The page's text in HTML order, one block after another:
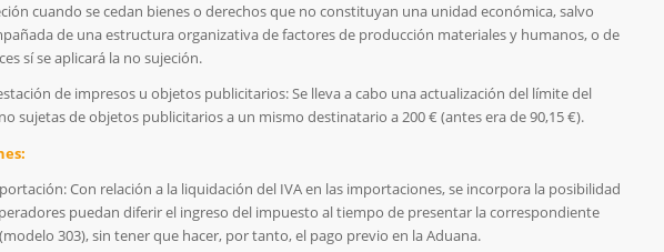
cuando se cedan bienes o derechos que no constituyan una unidad económica, salvo
de una estructura organizativa de factores de producción materiales y humanos, o de
sí se aplicará la no sujeción.
de impresos u objetos publicitarios: Se lleva a cabo una actualización del límite del
sujetas de objetos publicitarios a un mismo destinatario a 200 € (antes era de 90,15 €).
Con relación a la liquidación del IVA en las importaciones, se incorpora la posibilidad
puedan diferir el ingreso del impuesto al tiempo de presentar la correspondiente
303), sin tener que hacer, por tanto, el pago previo en la Aduana.